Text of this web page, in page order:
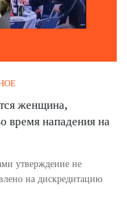
женщина,
время нападения на
утверждение не
на дискредитацию